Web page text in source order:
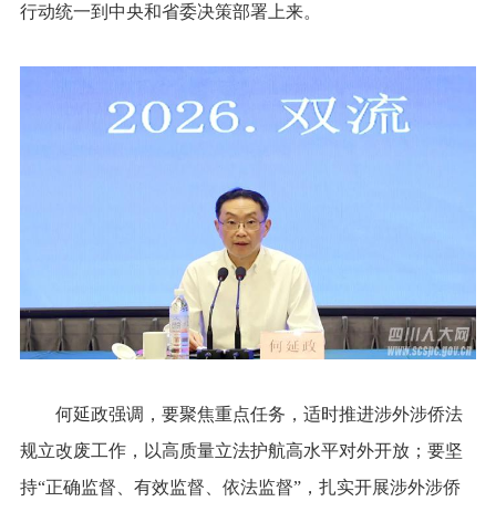
行动统一到中央和省委决策部署上来。
何延政强调，要聚焦重点任务，适时推进涉外涉侨法
规立改废工作，以高质量立法护航高水平对外开放；要坚
持“正确监督、有效监督、依法监督”，扎实开展涉外涉侨